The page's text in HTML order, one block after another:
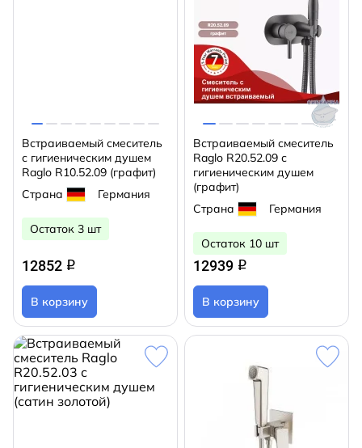
Встраиваемый смеситель
с гигиеническим душем
Raglo R10.52.09 (графит)
Страна
Германия
Остаток 3 шт
12852 q
В корзину
Встраиваемый смеситель
Raglo R20.52.09 с
гигиеническим душем
(графит)
Страна
Германия
Остаток 10 шт
12939 q
В корзину